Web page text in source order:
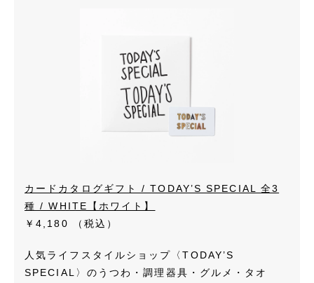
カードカタログギフト / TODAY’S SPECIAL 全3
種 / WHITE【ホワイト】
￥4,180
（税込）
人気ライフスタイルショップ〈TODAY’S
SPECIAL〉のうつわ・調理器具・グルメ・タオ